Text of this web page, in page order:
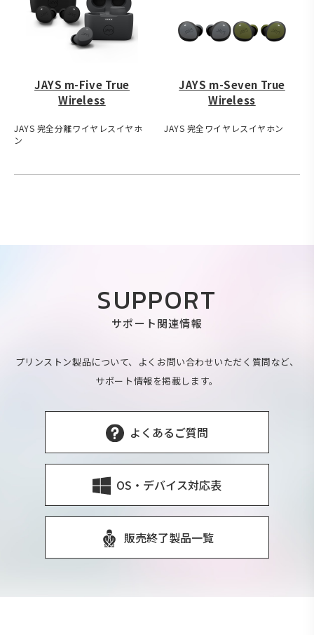
JAYS m-Five True
Wireless
JAYS 完全分離ワイヤレスイヤホ
ン
JAYS m-Seven True
Wireless
JAYS 完全ワイヤレスイヤホン
SUPPORT
サポート関連情報
プリンストン製品について、よくお問い合わせいただく質問など、
サポート情報を掲載します。
よくあるご質問
OS・デバイス対応表
販売終了製品一覧